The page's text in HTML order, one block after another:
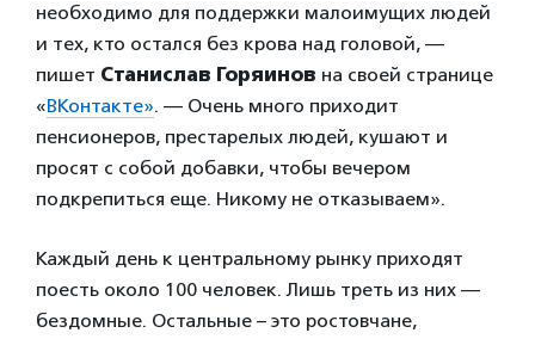
необходимо для поддержки малоимущих людей
и тех, кто остался без крова над головой, —
пишет Станислав Горяинов на своей странице
«ВКонтакте». — Очень много приходит
пенсионеров, престарелых людей, кушают и
просят с собой добавки, чтобы вечером
подкрепиться еще. Никому не отказываем».
Каждый день к центральному рынку приходят
поесть около 100 человек. Лишь треть из них —
бездомные. Остальные – это ростовчане,